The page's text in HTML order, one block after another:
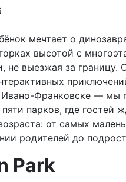
мечтает о
высотой с
не выезжая за границу.
Ивано-Франковске — мы
парков, где гостей
от самых
родителей до
Park